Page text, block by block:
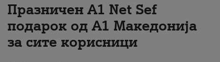
За нас
#ПодобарОнлајн
Празничен A1 Net Sеf
подарок од А1 Македонија
за сите корисници